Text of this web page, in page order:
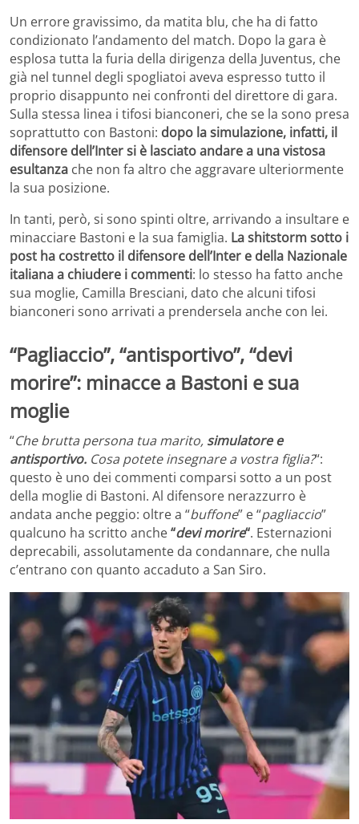
Un errore gravissimo, da matita blu, che ha di fatto
condizionato l’andamento del match. Dopo la gara è
esplosa tutta la furia della dirigenza della Juventus, che
già nel tunnel degli spogliatoi aveva espresso tutto il
proprio disappunto nei confronti del direttore di gara.
Sulla stessa linea i tifosi bianconeri, che se la sono presa
soprattutto con Bastoni: dopo la simulazione, infatti, il
difensore dell’Inter si è lasciato andare a una vistosa
esultanza che non fa altro che aggravare ulteriormente
la sua posizione.
In tanti, però, si sono spinti oltre, arrivando a insultare e
minacciare Bastoni e la sua famiglia. La shitstorm sotto i
post ha costretto il difensore dell’Inter e della Nazionale
italiana a chiudere i commenti: lo stesso ha fatto anche
sua moglie, Camilla Bresciani, dato che alcuni tifosi
bianconeri sono arrivati a prendersela anche con lei.
“Pagliaccio”, “antisportivo”, “devi
morire”: minacce a Bastoni e sua
moglie
“Che brutta persona tua marito, simulatore e
antisportivo. Cosa potete insegnare a vostra figlia?“:
questo è uno dei commenti comparsi sotto a un post
della moglie di Bastoni. Al difensore nerazzurro è
andata anche peggio: oltre a “buffone” e “pagliaccio”
qualcuno ha scritto anche“devi morire“. Esternazioni
deprecabili, assolutamente da condannare, che nulla
c’entrano con quanto accaduto a San Siro.